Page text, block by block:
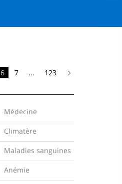
6 7 ... 123
Médecine
Climatère
Maladies sanguines
Anémie